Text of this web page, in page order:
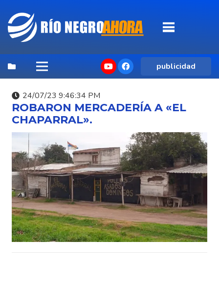
publicidad
24/07/23 9:46:34 PM
ROBARON MERCADERÍA A «EL
CHAPARRAL».